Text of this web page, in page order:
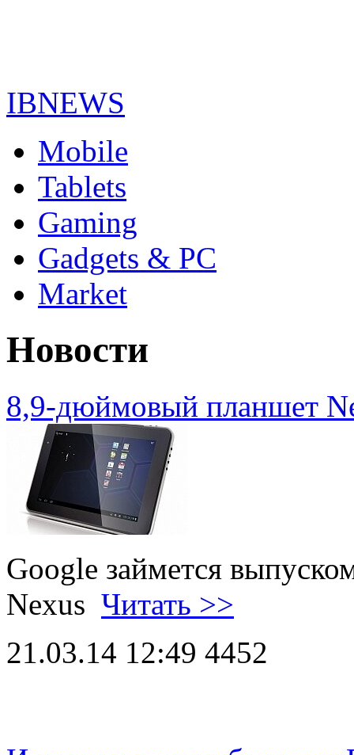
IBNEWS
Mobile
Tablets
Gaming
Gadgets & PC
Market
Новости
8,9-дюймовый планшет
Google займется
Nexus Читать >>
21.03.14 12:49 4452